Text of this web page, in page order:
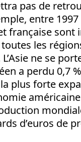
pas de
entre
française sont
les
ne se
a perdu 0,7
plus forte
d’euros de